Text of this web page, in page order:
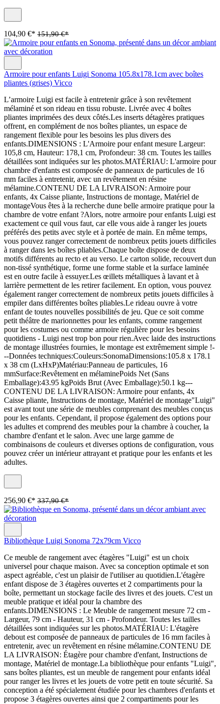
104,90 €* 151,90 €*
Armoire pour enfants Luigi Sonoma 105.8x178.1cm avec boîtes
pliantes (grises) Vicco
L’armoire Luigi est facile à entretenir grâce à son revêtement
mélaminé et son rideau en tissu robuste. Livrée avec 4 boîtes
pliantes imprimées des deux côtés.Les inserts détagères pratiques
offrent, en complément de nos boîtes pliantes, un espace de
rangement flexible pour les besoins les plus divers des
enfants.DIMENSIONS : L'Armoire pour enfant mesure Largeur:
105,8 cm, Hauteur: 178,1 cm, Profondeur: 38 cm. Toutes les tailles
détaillées sont indiquées sur les photos.MATÉRIAU: L'armoire pour
chambre d'enfants est composée de panneaux de particules de 16
mm faciles à entretenir, avec un revêtement en résine
mélamine.CONTENU DE LA LIVRAISON: Armoire pour
enfants, 4x Caisse pliante, Instructions de montage, Matériel de
montageVous êtes à la recherche dune belle armoire pratique pour la
chambre de votre enfant ?Alors, notre armoire pour enfants Luigi est
exactement ce quil vous faut, car elle vous aide à ranger les jouets
préférés des petits avec style et à portée de main. En même temps,
vous pouvez ranger correctement de nombreux petits jouets difficiles
à ranger dans les boîtes pliables.Chaque boîte dispose de deux
motifs différents au recto et au verso. Le carton solide, recouvert dun
non-tissé synthétique, forme une forme stable et la surface laminée
est en outre facile à essuyer.Les œillets métalliques à lavant et à
larrière permettent de les retirer facilement. En option, vous pouvez
également ranger correctement de nombreux petits jouets difficiles à
empiler dans différentes boîtes pliables.Le rideau ouvre à votre
enfant de toutes nouvelles possibilités de jeu. Que ce soit comme
petit théâtre de marionnettes pour les enfants, comme rangement
pour les costumes ou comme armoire régulière pour les besoins
quotidiens - Luigi nest trop bon pour rien.Avec laide des instructions
de montage illustrées fournies, le montage est extrêmement simple !-
--Données techniques:Couleurs:SonomaDimensions:105.8 x 178.1
x 38 cm (LxHxP)Matériau:Panneau de particules, 16
mmSurface:Revêtement en mélaminePoids Net (Sans
Emballage):43.95 kgPoids Brut (Avec Emballage):50.1 kg---
CONTENU DE LA LIVRAISON: Armoire pour enfants, 4x
Caisse pliante, Instructions de montage, Matériel de montage"Luigi"
est avant tout une série de meubles comprenant des meubles conçus
pour les enfants. Cependant, il propose également des options pour
les adultes et comprend des meubles pour la chambre à coucher, la
chambre d'enfant et le salon. Avec une large gamme de
combinaisons de couleurs et diverses options de configuration, vous
pouvez créer un intérieur attrayant et pratique pour les enfants et les
adultes.
256,90 €* 337,90 €*
Bibliothèque Luigi Sonoma 72x79cm Vicco
Ce meuble de rangement avec étagères "Luigi" est un choix
universel pour chaque maison. Avec sa conception optimale et son
aspect agréable, c'est un plaisir de l'utiliser au quotidien.L'étagère
enfant dispose de 3 étagères ouvertes et 2 compartiments pour la
boîte, permettant un stockage facile des livres et des jouets. C'est un
meuble pratique et idéal pour la chambre des
enfants.DIMENSIONS : Le Meuble de rangement mesure 72 cm -
Largeur, 79 cm - Hauteur, 31 cm - Profondeur. Toutes les tailles
détaillées sont indiquées sur les photos.MATÉRIAU: L'étagère
debout est composée de panneaux de particules de 16 mm faciles à
entretenir, avec un revêtement en résine mélamine.CONTENU DE
LA LIVRAISON: Étagère pour chambre d'enfant, Instructions de
montage, Matériel de montage.La bibliothèque pour enfants "Luigi",
sans boîtes pliantes, est un meuble de rangement pour enfants idéal
pour ranger les livres et les jouets de votre petit en toute sécurité. Sa
conception a été spécialement étudiée pour les chambres d'enfants et
propose 3 étagères ouvertes ainsi que 2 compartiments pour les